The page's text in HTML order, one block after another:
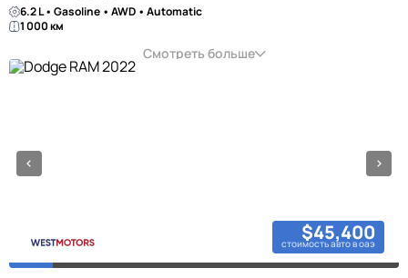
6.2 L • Gasoline • AWD • Automatic
1 000 км
Смотреть больше
$45,400
стоимость авто в оаэ